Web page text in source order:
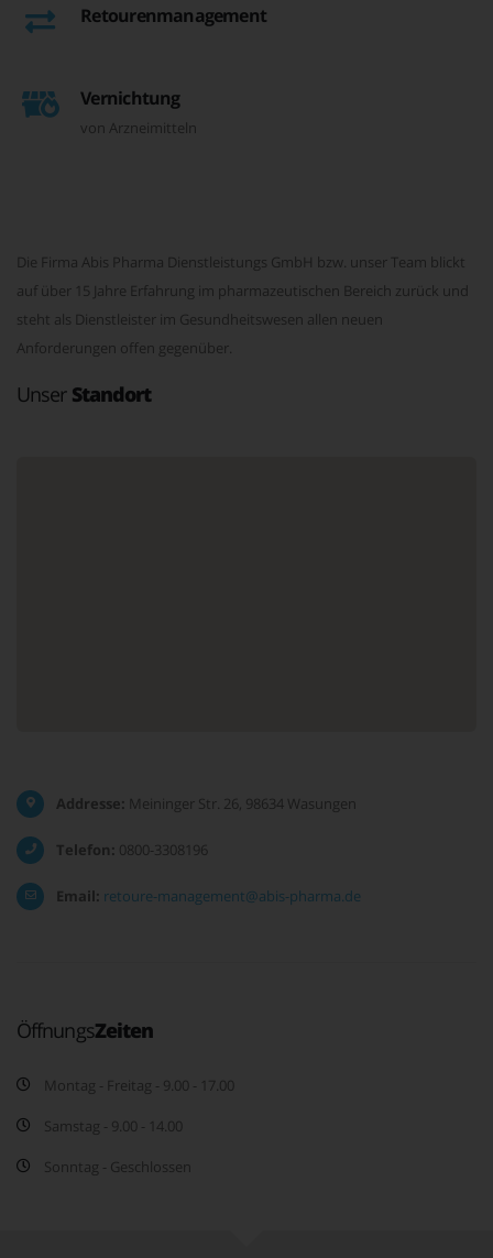
Retourenmanagement
Vernichtung
von Arzneimitteln
Die Firma Abis Pharma Dienstleistungs GmbH bzw. unser Team blickt
auf über 15 Jahre Erfahrung im pharmazeutischen Bereich zurück und
steht als Dienstleister im Gesundheitswesen allen neuen
Anforderungen offen gegenüber.
Unser Standort
Addresse: Meininger Str. 26, 98634 Wasungen
Telefon: 0800-3308196
Email: retoure-management@abis-pharma.de
ÖffnungsZeiten
Montag - Freitag - 9.00 - 17.00
Samstag - 9.00 - 14.00
Sonntag - Geschlossen